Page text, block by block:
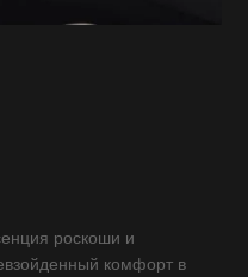
роскоши и
комфорт в